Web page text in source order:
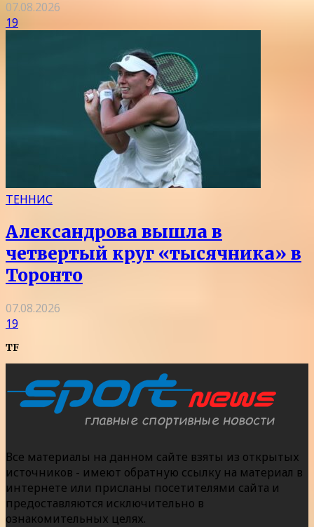
07.08.2026
19
ТЕННИС
Александрова вышла в
четвертый круг «тысячника» в
Торонто
07.08.2026
19
TF
Все материалы на данном сайте взяты из открытых
источников - имеют обратную ссылку на материал в
интернете или присланы посетителями сайта и
предоставляются исключительно в
ознакомительных целях.